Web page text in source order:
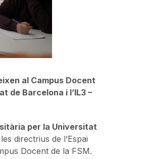
al Campus Docent
de Barcelona i l’IL3 –
per la Universitat
directrius de l’Espai
Docent de la FSM.